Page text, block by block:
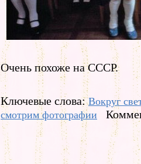
Очень похоже на СССР.
Ключевые слова:Вокруг
смотрим фотографии